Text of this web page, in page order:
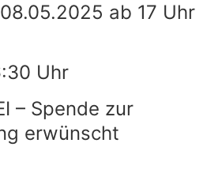
ab 17 Uhr
Uhr
– Spende zur
erwünscht